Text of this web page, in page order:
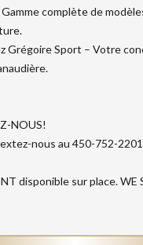
complète de
Grégoire Sport – Votre
NOUS!
nous au 450-752-2201
disponible sur place. WE